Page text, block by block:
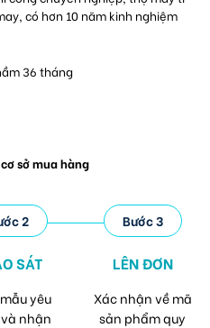
có hơn 10 năm kinh nghiệm
36 tháng
sở mua hàng
2
SÁT
yêu
nhận
Bước 3
LÊN ĐƠN
Xác nhận về mã
sản phẩm quy